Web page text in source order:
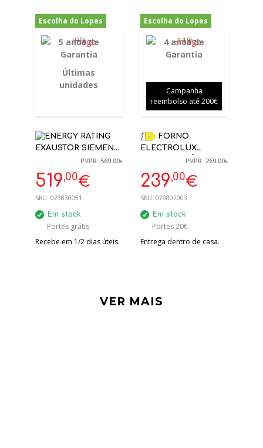
Escolha do Lopes
5 anos de
Garantia
Últimas
unidades
-9%
EXAUSTOR SIEMENS
LJ67BAM60
INTEGRÁVEL 60CM
749M³/H PRETO C/
PAINEL VIDRO | 5
PVPR: 569.00€
519,00€
SKU: 023830051
Em stock
Portes grátis
Recebe em 1/2 dias úteis.
Escolha do Lopes
4 anos de
Garantia
-11%
Campanha
reembolso até 200€
ELECTROLUX
MULTIFUNÇÕES
EOH3H00BX 65L
AQUA CLEAN COM
ESMALTE
PVPR: 269.00€
239,00€
SKU: 079802003
Em stock
Portes 20€
Entrega dentro de casa.
VER MAIS